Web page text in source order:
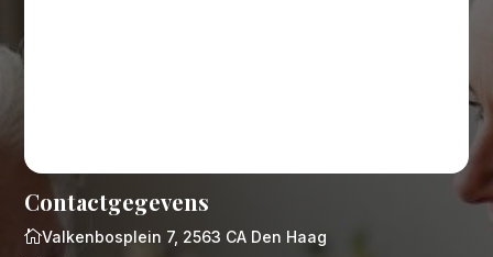
Contactgegevens
Valkenbosplein 7, 2563 CA Den Haag